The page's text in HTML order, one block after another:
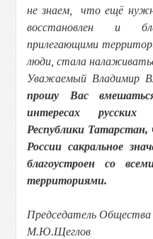
не знаем, что ещё
восстановлен и
прилегающими
люди, стала
Уважаемый Владимир
прошу Вас
интересах русских
Республики
России сакральное
благоустроен со
территориями.
Председатель Общества
М.Ю.Щеглов